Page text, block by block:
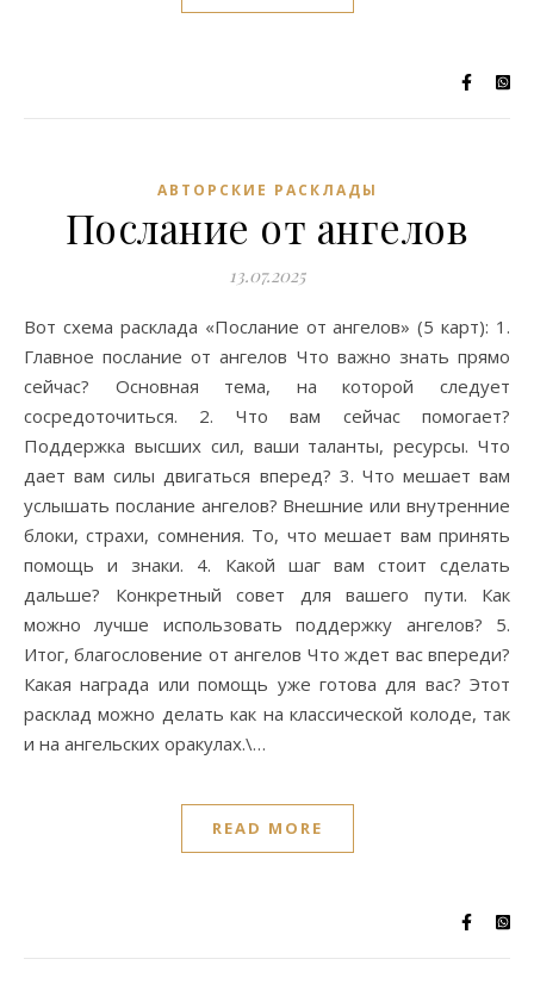
АВТОРСКИЕ РАСКЛАДЫ
Послание от ангелов
13.07.2025
Вот схема расклада «Послание от ангелов» (5 карт): 1.
Главное послание от ангелов Что важно знать прямо
сейчас? Основная тема, на которой следует
сосредоточиться. 2. Что вам сейчас помогает?
Поддержка высших сил, ваши таланты, ресурсы. Что
дает вам силы двигаться вперед? 3. Что мешает вам
услышать послание ангелов? Внешние или внутренние
блоки, страхи, сомнения. То, что мешает вам принять
помощь и знаки. 4. Какой шаг вам стоит сделать
дальше? Конкретный совет для вашего пути. Как
можно лучше использовать поддержку ангелов? 5.
Итог, благословение от ангелов Что ждет вас впереди?
Какая награда или помощь уже готова для вас? Этот
расклад можно делать как на классической колоде, так
и на ангельских оракулах.\…
READ MORE